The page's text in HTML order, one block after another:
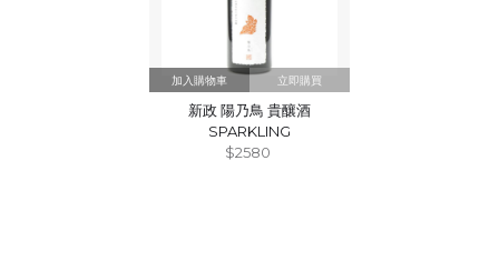
立即購買
新政 陽乃鳥 貴釀酒
SPARKLING
$2580